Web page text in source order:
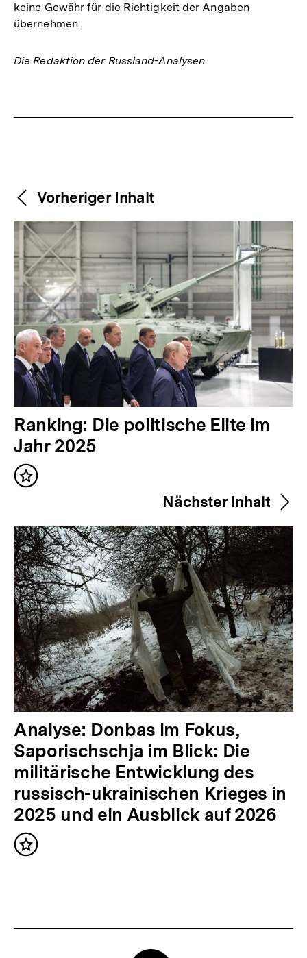
keine Gewähr für die Richtigkeit der Angaben
übernehmen.
Die Redaktion der Russland-Analysen
Weitere
Inhalte
Content-
Navigation
Vorheriger Inhalt
V
o
r
h
r
i
g
e
r
n
h
a
l
t
:
Ranking: Die politische Elite im
Jahr 2025
Inhalt
Nächster Inhalt
N
ä
c
h
s
t
e
Analyse: Donbas im Fokus,
Saporischschja im Blick: Die
militärische Entwicklung des
russisch-ukrainischen Krieges in
2025 und ein Ausblick auf 2026
Inhalt